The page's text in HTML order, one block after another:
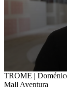
0
seconds
TROME |
Mall Aventura